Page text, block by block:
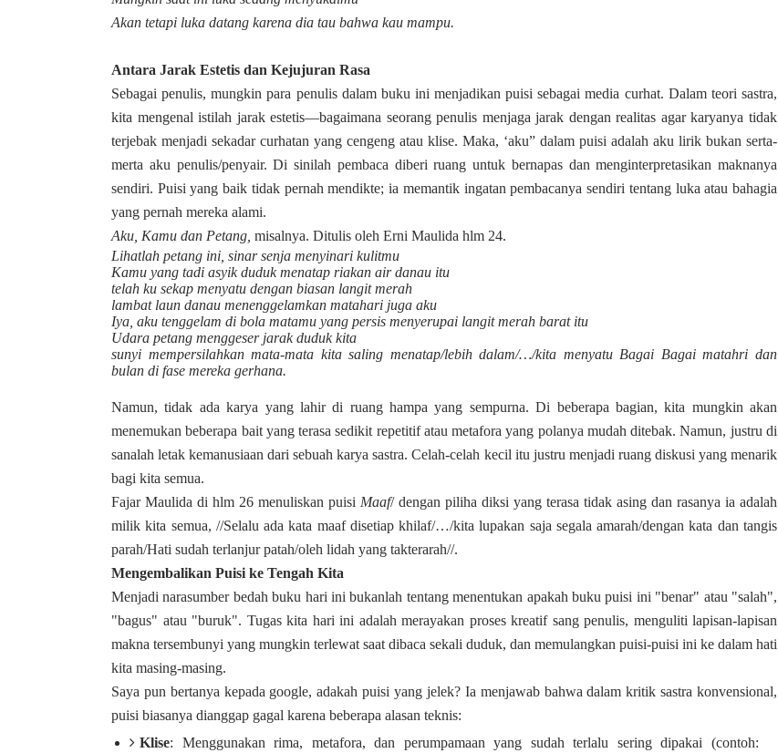
Akan tetapi luka datang karena dia tau bahwa kau mampu.
Antara Jarak Estetis dan Kejujuran Rasa
Sebagai penulis, mungkin para penulis dalam buku ini menjadikan puisi sebagai media curhat. Dalam teori sastra,
kita mengenal istilah jarak estetis—bagaimana seorang penulis menjaga jarak dengan realitas agar karyanya tidak
terjebak menjadi sekadar curhatan yang cengeng atau klise. Maka, ‘aku” dalam puisi adalah aku lirik bukan serta-
merta aku penulis/penyair. Di sinilah pembaca diberi ruang untuk bernapas dan menginterpretasikan maknanya
sendiri. Puisi yang baik tidak pernah mendikte; ia memantik ingatan pembacanya sendiri tentang luka atau bahagia
yang pernah mereka alami.
Aku, Kamu dan Petang, misalnya. Ditulis oleh Erni Maulida hlm 24.
Lihatlah petang ini, sinar senja menyinari kulitmu
Kamu yang tadi asyik duduk menatap riakan air danau itu
telah ku sekap menyatu dengan biasan langit merah
lambat laun danau menenggelamkan matahari juga aku
Iya, aku tenggelam di bola matamu yang persis menyerupai langit merah barat itu
Udara petang menggeser jarak duduk kita
sunyi mempersilahkan mata-mata kita saling menatap/lebih dalam/…/kita menyatu Bagai Bagai matahri dan
bulan di fase mereka gerhana.
Namun, tidak ada karya yang lahir di ruang hampa yang sempurna. Di beberapa bagian, kita mungkin akan
menemukan beberapa bait yang terasa sedikit repetitif atau metafora yang polanya mudah ditebak. Namun, justru di
sanalah letak kemanusiaan dari sebuah karya sastra. Celah-celah kecil itu justru menjadi ruang diskusi yang menarik
bagi kita semua.
Fajar Maulida di hlm 26 menuliskan puisi Maaf/ dengan piliha diksi yang terasa tidak asing dan rasanya ia adalah
milik kita semua, //Selalu ada kata maaf disetiap khilaf/…/kita lupakan saja segala amarah/dengan kata dan tangis
parah/Hati sudah terlanjur patah/oleh lidah yang takterarah//.
Mengembalikan Puisi ke Tengah Kita
Menjadi narasumber bedah buku hari ini bukanlah tentang menentukan apakah buku puisi ini "benar" atau "salah",
"bagus" atau "buruk". Tugas kita hari ini adalah merayakan proses kreatif sang penulis, menguliti lapisan-lapisan
makna tersembunyi yang mungkin terlewat saat dibaca sekali duduk, dan memulangkan puisi-puisi ini ke dalam hati
kita masing-masing.
Saya pun bertanya kepada google, adakah puisi yang jelek? Ia menjawab bahwa dalam kritik sastra konvensional,
puisi biasanya dianggap gagal karena beberapa alasan teknis:
Klise: Menggunakan rima, metafora, dan perumpamaan yang sudah terlalu sering dipakai (contoh: